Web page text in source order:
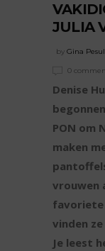
JULIA
by Gina
0
Denise
PON om
maken
vrouwen
favoriete
vinden
Je leest